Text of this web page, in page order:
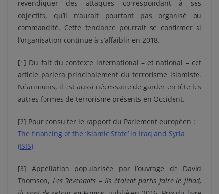
revendiquer des attaques correspondant à ses
objectifs, qu’il n’aurait pourtant pas organisé ou
commandité. Cette tendance pourrait se confirmer si
l’organisation continue à s’affaiblir en 2018.
[1] Du fait du contexte international – et national – cet
article parlera principalement du terrorisme islamiste.
Néanmoins, il est aussi nécessaire de garder en tête les
autres formes de terrorisme présents en Occident.
[2] Pour consulter le rapport du Parlement européen :
The financing of the ‘Islamic State’ in Iraq and Syria
(ISIS)
[3] Appellation popularisée par l’ouvrage de David
Thomson, Les Revenants – Ils étaient partis faire le jihad,